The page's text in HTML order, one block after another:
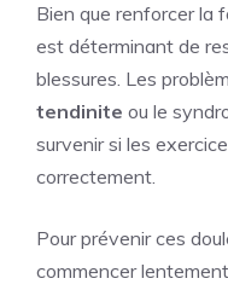
Bien que renforcer la
est déterminant de
blessures. Les
tendinite ou le
survenir si les
correctement.
Pour prévenir ces
commencer